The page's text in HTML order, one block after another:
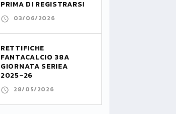
PRIMA DI REGISTRARSI
03/06/2026
RETTIFICHE
FANTACALCIO 38A
GIORNATA SERIEA
2025-26
28/05/2026